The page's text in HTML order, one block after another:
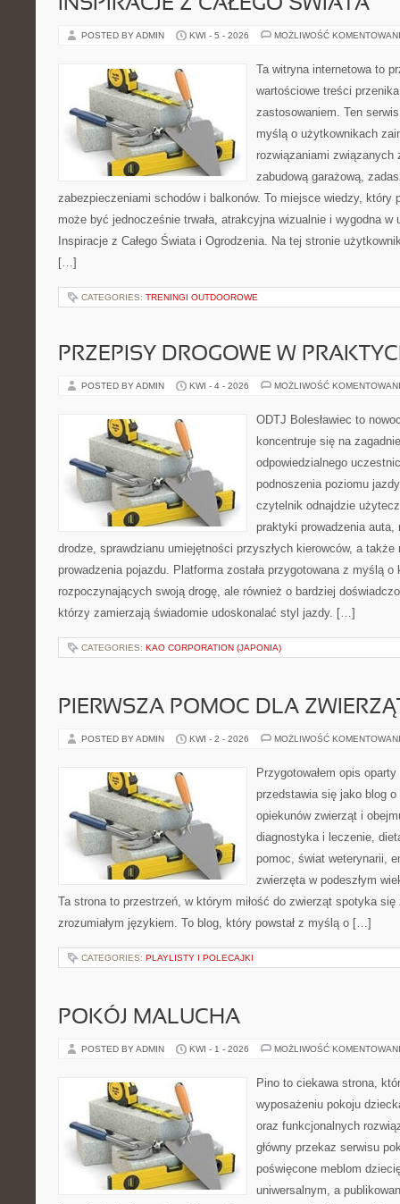
INSPIRACJE Z CAŁEGO ŚWIATA
POSTED BY ADMIN KWI - 5 - 2026 MOŻLIWOŚĆ
Ta witryna internetowa to
wartościowe treści
zastosowaniem. Ten
myślą o użytkownikach
rozwiązaniami związanych
zabudową garażową,
zabezpieczeniami schodów i balkonów. To miejsce wiedzy, który
może być jednocześnie trwała, atrakcyjna wizualnie i wygodna w
Inspiracje z Całego Świata i Ogrodzenia. Na tej stronie
[…]
CATEGORIES: TRENINGI OUTDOOROWE
PRZEPISY DROGOWE W
POSTED BY ADMIN KWI - 4 - 2026 MOŻLIWOŚĆ
ODTJ Bolesławiec to
koncentruje się na
odpowiedzialnego
podnoszenia poziomu
czytelnik odnajdzie
praktyki prowadzenia auta,
drodze, sprawdzianu umiejętności przyszłych kierowców, a także
prowadzenia pojazdu. Platforma została przygotowana z myślą o
rozpoczynających swoją drogę, ale również o bardziej
którzy zamierzają świadomie udoskonalać styl jazdy. […]
CATEGORIES: KAO CORPORATION (JAPONIA)
PIERWSZA POMOC DLA
POSTED BY ADMIN KWI - 2 - 2026 MOŻLIWOŚĆ
Przygotowałem opis
przedstawia się jako blog
opiekunów zwierząt i
diagnostyka i leczenie,
pomoc, świat weterynarii,
zwierzęta w podeszłym
Ta strona to przestrzeń, w którym miłość do zwierząt spotyka
zrozumiałym językiem. To blog, który powstał z myślą o […]
CATEGORIES: PLAYLISTY I POLECAJKI
POKÓJ MALUCHA
POSTED BY ADMIN KWI - 1 - 2026 MOŻLIWOŚĆ
Pino to ciekawa strona,
wyposażeniu pokoju
oraz funkcjonalnych
główny przekaz serwisu
poświęcone meblom
uniwersalnym, a